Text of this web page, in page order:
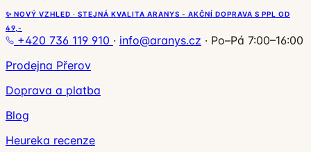
✨ NOVÝ VZHLED · STEJNÁ KVALITA ARANYS - AKČNÍ DOPRAVA S PPL OD
49,-
+420 736 119 910 · info@aranys.cz · Po–Pá 7:00–16:00
Prodejna Přerov
Doprava a platba
Blog
Heureka recenze